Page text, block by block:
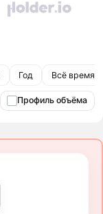
Год Всё время
Профиль объёма